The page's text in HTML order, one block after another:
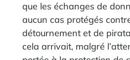
que les échanges de
aucun cas protégés
détournement et de
cela arrivait, malgré